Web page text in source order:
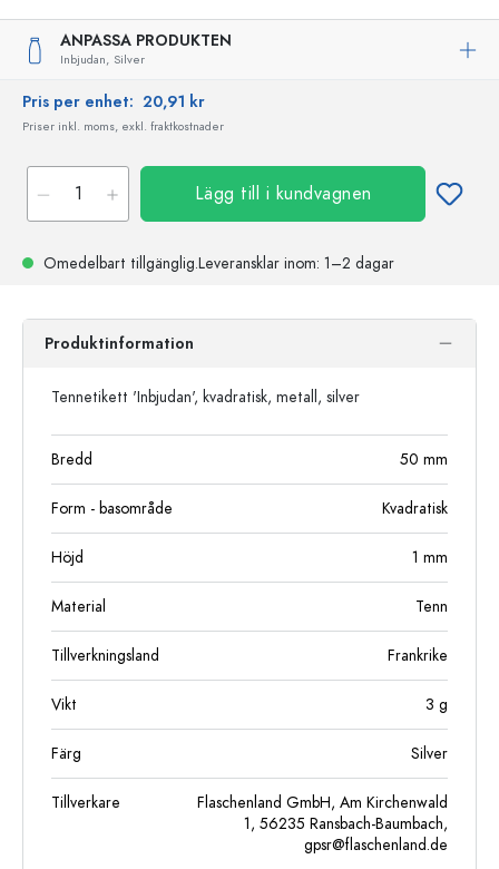
ANPASSA PRODUKTEN
Inbjudan, Silver
Pris per enhet: 20,91 kr
Priser inkl. moms, exkl. fraktkostnader
Lägg till i kundvagnen
Omedelbart tillgänglig.Leveransklar inom: 1–2 dagar
Produktinformation
Tennetikett 'Inbjudan', kvadratisk, metall, silver
Bredd 50 mm
Form - basområde Kvadratisk
Höjd 1 mm
Material Tenn
Tillverkningsland Frankrike
Vikt 3 g
Färg Silver
Tillverkare
Flaschenland GmbH, Am Kirchenwald
1, 56235 Ransbach-Baumbach,
gpsr@flaschenland.de